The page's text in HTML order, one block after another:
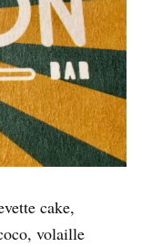
cake,
volaille